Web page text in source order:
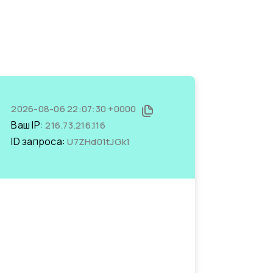
2026-08-06 22:07:30 +0000
Ваш IP:216.73.216.116
ID запроса:U7ZHd01tJGk1